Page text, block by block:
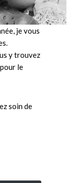
je vous
y trouvez
le
soin de